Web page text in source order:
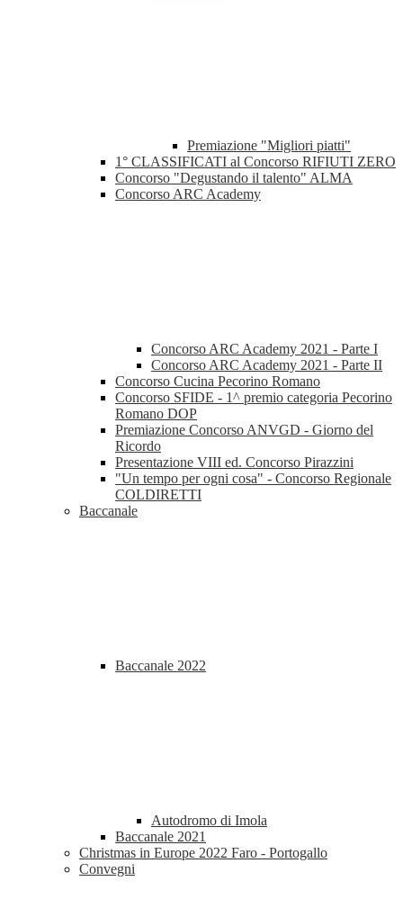
Premiazione "Migliori piatti"
1° CLASSIFICATI al Concorso RIFIUTI ZERO
Concorso "Degustando il talento" ALMA
Concorso ARC Academy
Concorso ARC Academy 2021 - Parte I
Concorso ARC Academy 2021 - Parte II
Concorso Cucina Pecorino Romano
Concorso SFIDE - 1^ premio categoria Pecorino
Romano DOP
Premiazione Concorso ANVGD - Giorno del
Ricordo
Presentazione VIII ed. Concorso Pirazzini
"Un tempo per ogni cosa" - Concorso Regionale
COLDIRETTI
Baccanale
Baccanale 2022
Autodromo di Imola
Baccanale 2021
Christmas in Europe 2022 Faro - Portogallo
Convegni